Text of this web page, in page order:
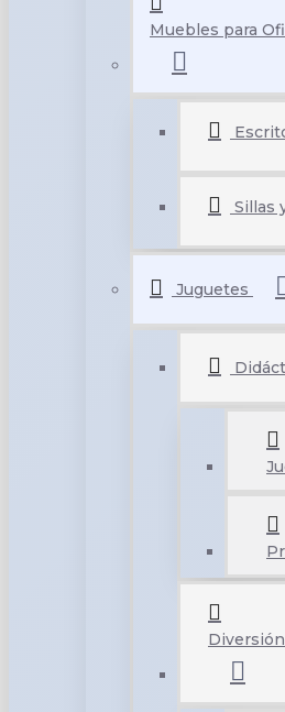
Muebles para
Sillas
Juguetes